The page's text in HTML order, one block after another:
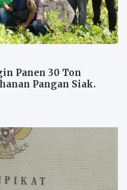
Panen 30 Ton
Pangan Siak.